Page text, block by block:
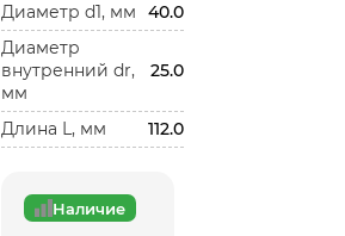
Диаметр d1, мм
40.0
Диаметр
внутренний dr,
мм
25.0
Длина L, мм 112.0
Наличие